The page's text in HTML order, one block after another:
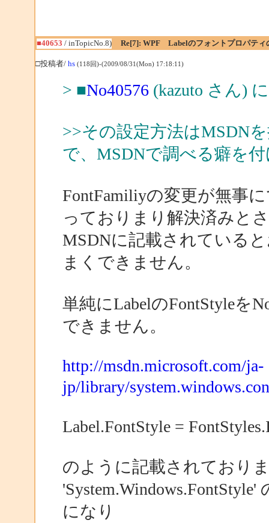
■40653 / inTopicNo.8) Re[7]: WPF Labelのフォントプロパティ
□投稿者/ hs (118回)-(2009/08/31(Mon) 17:18:11)
> ■No40576(kazuto さん)
>>その設定方法はMSDN
で、MSDNで調べる癖を
FontFamiliyの変更が無事
っておりまり解決済みと
MSDNに記載されている
まくできません。
単純にLabelのFontStyleを
できません。
http://msdn.microsoft.com/ja-
jp/library/
Label.FontStyle =
のように記載されており
になり